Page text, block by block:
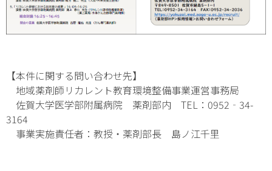
【本件に関する問い合わせ先】
地域薬剤師リカレント教育環境整備事業運営事務局
佐賀大学医学部附属病院 薬剤部内 TEL：0952‐34-
3164
事業実施責任者：教授・薬剤部長 島ノ江千里